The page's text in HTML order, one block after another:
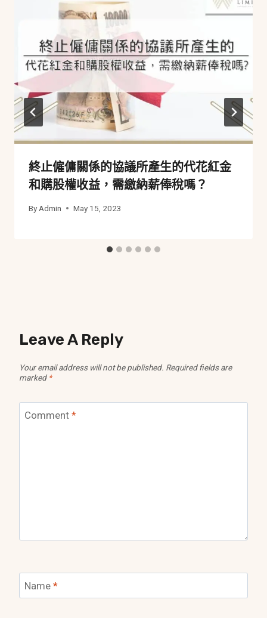
終止僱傭關係的協議所產生的代花紅金
和購股權收益，需繳納薪俸稅嗎？
By Admin May 15, 2023
Leave A Reply
Your email address will not be published. Required fields are
marked *
Comment *
Name *